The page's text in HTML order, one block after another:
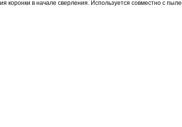
коронки в начале сверления. Используется совместно с